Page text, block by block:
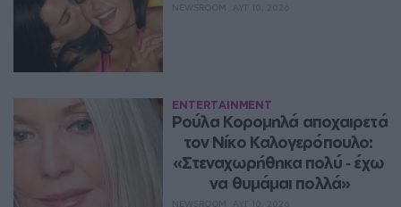
ENTERTAINMENT
Ρούλα Κορομηλά αποχαιρετά
τον Νίκο Καλογερόπουλο:
«Στεναχωρήθηκα πολύ ‑ έχω
να θυμάμαι πολλά»